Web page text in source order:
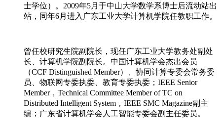
士学位）。2009年5月于中山大学数学系博士后流动站出
站，同年6月进入广东工业大学计算机学院任教职工作。
曾任校研究生院副院长，现任广东工业大学教务处副处
长、计算机学院副院长。中国计算机学会杰出会员
（CCF Distinguished Member）、协同计算专委会常务委
员、物联网专委执委、教育专委执委；IEEE Senior
Member，Technical Committee Member of TC on
Distributed Intelligent System，IEEE SMC Magazine副主
编；广东省计算机学会人工智能专委会副主任委员。